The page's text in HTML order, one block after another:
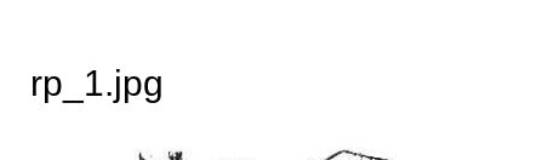
rp_1.jpg